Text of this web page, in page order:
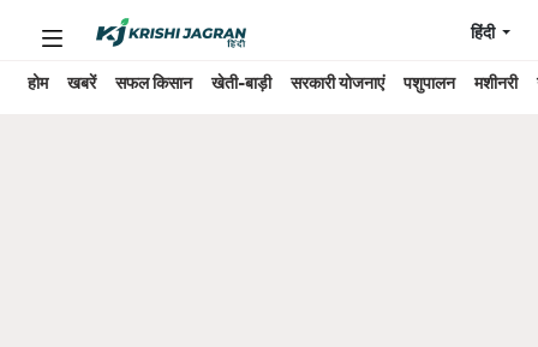
होम खबरें सफल किसान खेती-बाड़ी सरकारी योजनाएं पशुपालन मशीनरी
हिंदी